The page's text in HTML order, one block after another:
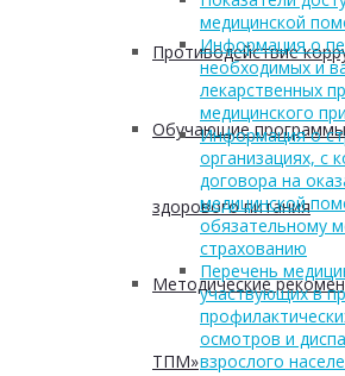
Противодействие
Обучающие
здорового питания
Методические
ТПМ»
медицинской
Информация о
необходимых и
лекарственных
медицинского
Информация о
организациях, с
договора на
медицинской
обязательному
страхованию
Перечень
участвующих в
осмотров и
взрослого